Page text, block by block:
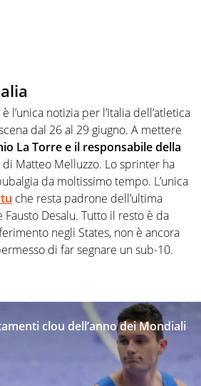
l’unica notizia per l’Italia dell’atletica
dal 26 al 29 giugno. A mettere
La Torre e il responsabile della
di Matteo Melluzzo. Lo sprinter ha
da moltissimo tempo. L’unica
che resta padrone dell’ultima
Desalu. Tutto il resto è da
negli States, non è ancora
di far segnare un sub-10.
clou dell’anno dei Mondiali